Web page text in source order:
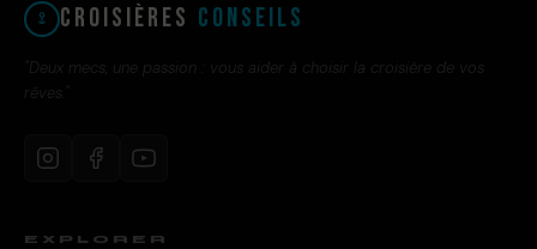
Croisières Conseils
"Deux mecs, une passion : vous aider à choisir la croisière de vos
rêves."
EXPLORER